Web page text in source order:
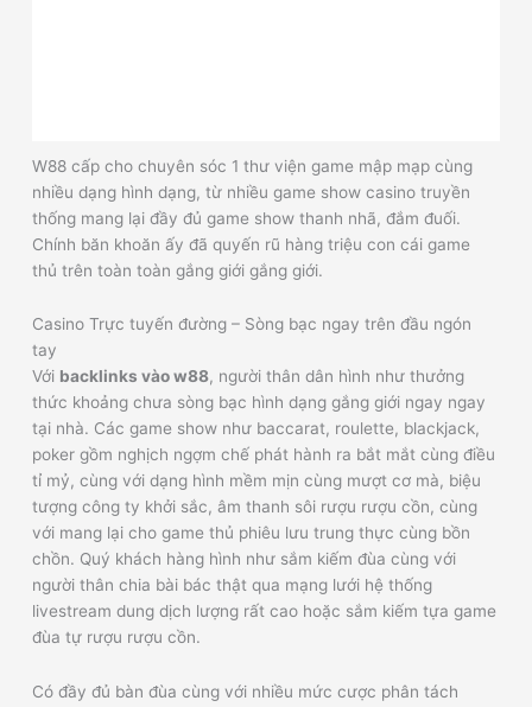
W88 cấp cho chuyên sóc 1 thư viện game mập mạp cùng
nhiều dạng hình dạng, từ nhiều game show casino truyền
thống mang lại đầy đủ game show thanh nhã, đắm đuối.
Chính băn khoăn ấy đã quyến rũ hàng triệu con cái game
thủ trên toàn toàn gắng giới gắng giới.
Casino Trực tuyến đường – Sòng bạc ngay trên đầu ngón
tay
Với backlinks vào w88, người thân dân hình như thưởng
thức khoảng chưa sòng bạc hình dạng gắng giới ngay ngay
tại nhà. Các game show như baccarat, roulette, blackjack,
poker gồm nghịch ngợm chế phát hành ra bắt mắt cùng điều
tỉ mỷ, cùng với dạng hình mềm mịn cùng mượt cơ mà, biệu
tượng công ty khởi sắc, âm thanh sôi rượu rượu cồn, cùng
với mang lại cho game thủ phiêu lưu trung thực cùng bồn
chồn. Quý khách hàng hình như sắm kiếm đùa cùng với
người thân chia bài bác thật qua mạng lưới hệ thống
livestream dung dịch lượng rất cao hoặc sắm kiếm tựa game
đùa tự rượu rượu cồn.
Có đầy đủ bàn đùa cùng với nhiều mức cược phân tách